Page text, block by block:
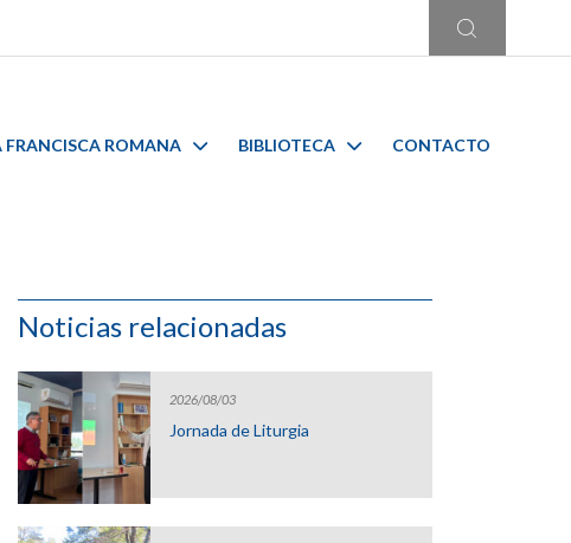
FRANCISCA ROMANA BIBLIOTECA CONTACTO
Noticias relacionadas
2026/08/03
Jornada de Liturgia